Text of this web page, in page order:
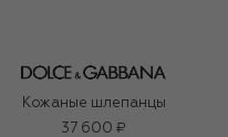
Кожаные шлепанцы
37 600 ₽